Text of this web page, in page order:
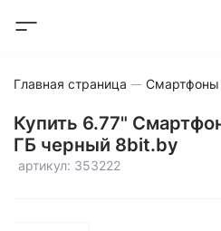
Главная страница Смартфоны
Купить 6.77"
ГБ черный 8bit.by
артикул: 353222